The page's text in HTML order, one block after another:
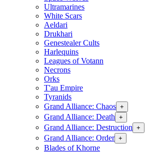
Ultramarines
White Scars
Aeldari
Drukhari
Genestealer Cults
Harlequins
Leagues of Votann
Necrons
Orks
T'au Empire
Tyranids
Grand Alliance: Chaos +
Grand Alliance: Death +
Grand Alliance: Destruction +
Grand Alliance: Order +
Blades of Khorne